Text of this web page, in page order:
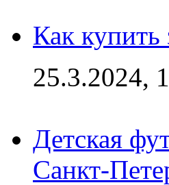
Как купить
25.3.2024,
Детская
Санкт-